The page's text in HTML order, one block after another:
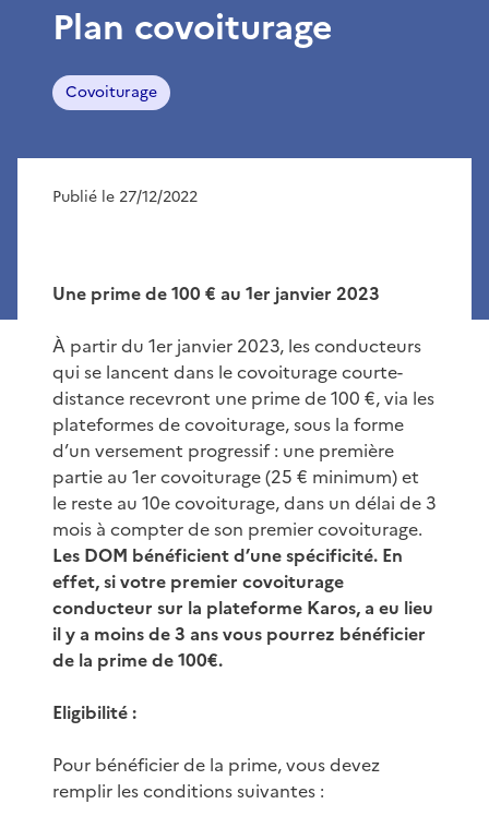
Plan covoiturage
Covoiturage
Publié le 27/12/2022
Une prime de 100 € au 1er janvier 2023
À partir du 1er janvier 2023, les conducteurs
qui se lancent dans le covoiturage courte-
distance recevront une prime de 100 €, via les
plateformes de covoi­turage, sous la forme
d’un versement progressif : une première
partie au 1er covoiturage (25 € minimum) et
le reste au 10e covoiturage, dans un délai de 3
mois à compter de son premier covoiturage.
Les DOM bénéficient d’une spécificité. En
effet, si votre premier covoiturage
conducteur sur la plateforme Karos, a eu lieu
il y a moins de 3 ans vous pourrez bénéficier
de la prime de 100€.
Eligibilité :
Pour bénéficier de la prime, vous devez
remplir les conditions suivantes :